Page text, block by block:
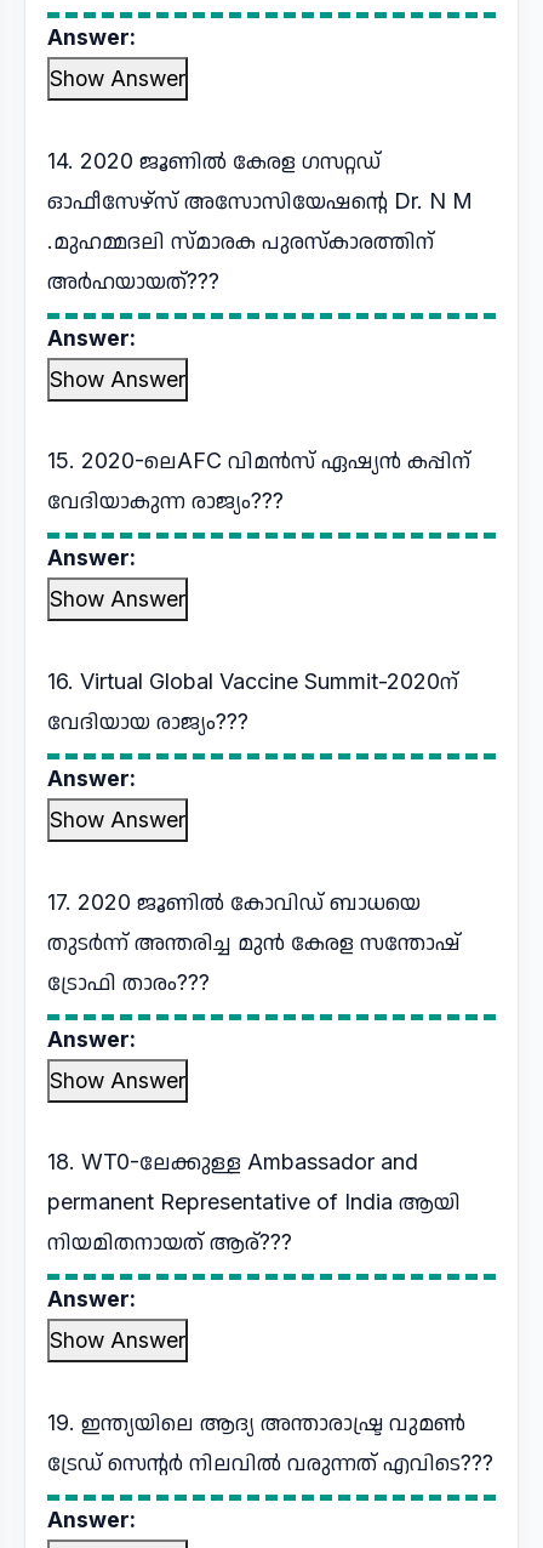
Answer:
Show Answer
14. 2020 ജൂണിൽ കേരള ഗസറ്റഡ്
ഓഫീസേഴ്സ് അസോസിയേഷൻ്റെ Dr. N M
.മുഹമ്മദലി സ്മാരക പുരസ്കാരത്തിന്
അർഹയായത്???
Answer:
Show Answer
15. 2020-ലെAFC വിമൻസ് ഏഷ്യൻ കപ്പിന്
വേദിയാകുന്ന രാജ്യം???
Answer:
Show Answer
16. Virtual Global Vaccine Summit-2020ന്‌
വേദിയായ രാജ്യം???
Answer:
Show Answer
17. 2020 ജൂണിൽ കോവിഡ് ബാധയെ
തുടർന്ന് അന്തരിച്ച മുൻ കേരള സന്തോഷ്
ട്രോഫി താരം???
Answer:
Show Answer
18. WT0-ലേക്കുള്ള Ambassador and
permanent Representative of India ആയി
നിയമിതനായത് ആര്???
Answer:
Show Answer
19. ഇന്ത്യയിലെ ആദ്യ അന്താരാഷ്ട്ര വുമൺ
ട്രേഡ് സെൻ്റർ നിലവിൽ വരുന്നത് എവിടെ???
Answer: